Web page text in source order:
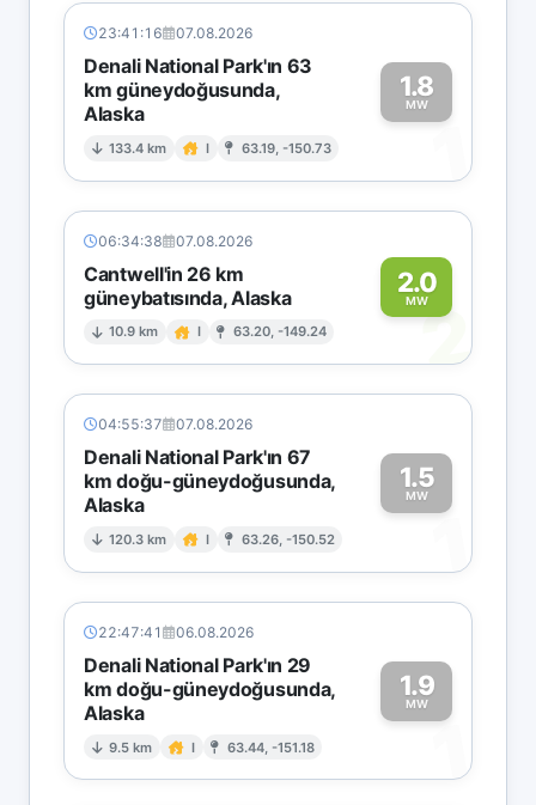
23:41:16 07.08.2026
Denali National Park'ın 63
km güneydoğusunda,
Alaska
133.4 km I 63.19, -150.73
1.8
MW
1
06:34:38 07.08.2026
Cantwell'in 26 km
güneybatısında, Alaska
10.9 km I 63.20, -149.24
2.0
MW2
04:55:37 07.08.2026
Denali National Park'ın 67
km doğu-güneydoğusunda,
Alaska
120.3 km I 63.26, -150.52
1.5
MW
1
22:47:41 06.08.2026
Denali National Park'ın 29
km doğu-güneydoğusunda,
Alaska
9.5 km I 63.44, -151.18
1.9
MW
1